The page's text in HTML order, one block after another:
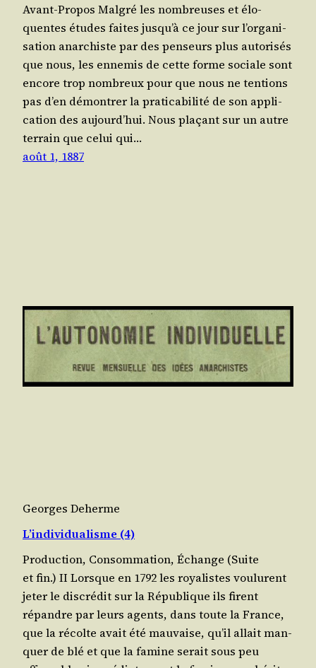
Avant-Propos Mal­gré les nom­breuses et élo­
quentes études faites jus­qu’à ce jour sur l’or­ga­ni­
sa­tion anar­chiste par des pen­seurs plus auto­ri­sés
que nous, les enne­mis de cette forme sociale sont
encore trop nom­breux pour que nous ne ten­tions
pas d’en démon­trer la pra­ti­ca­bi­li­té de son appli­
ca­tion des aujourd’hui. Nous pla­çant sur un autre
ter­rain que celui qui…
août 1, 1887
Georges Deherme
L’individualisme (4)
Production, Consommation, Échange (Suite
et fin.) II Lorsque en 1792 les roya­listes vou­lurent
jeter le dis­cré­dit sur la Répu­blique ils firent
répandre par leurs agents, dans toute la France,
que la récolte avait été mau­vaise, qu’il allait man­
quer de blé et que la famine serait sous peu